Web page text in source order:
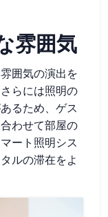
雰囲気
囲気の演出を
らには照明の
るため、ゲス
わせて部屋の
ート照明シス
ルの滞在をよ